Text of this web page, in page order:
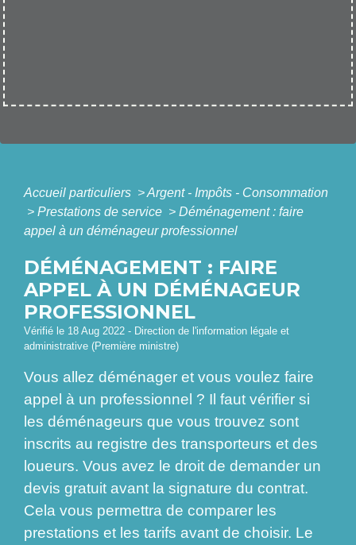
Accueil particuliers >Argent - Impôts - Consommation
> Prestations de service > Déménagement : faire
appel à un déménageur professionnel
DÉMÉNAGEMENT : FAIRE
APPEL À UN DÉMÉNAGEUR
PROFESSIONNEL
Vérifié le 18 Aug 2022 - Direction de l'information légale et
administrative (Première ministre)
Vous allez déménager et vous voulez faire
appel à un professionnel ? Il faut vérifier si
les déménageurs que vous trouvez sont
inscrits au registre des transporteurs et des
loueurs. Vous avez le droit de demander un
devis gratuit avant la signature du contrat.
Cela vous permettra de comparer les
prestations et les tarifs avant de choisir. Le